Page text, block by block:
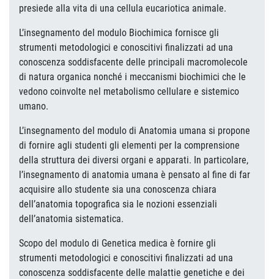
presiede alla vita di una cellula eucariotica animale.
L’insegnamento del modulo Biochimica fornisce gli
strumenti metodologici e conoscitivi finalizzati ad una
conoscenza soddisfacente delle principali macromolecole
di natura organica nonché i meccanismi biochimici che le
vedono coinvolte nel metabolismo cellulare e sistemico
umano.
L’insegnamento del modulo di Anatomia umana si propone
di fornire agli studenti gli elementi per la comprensione
della struttura dei diversi organi e apparati. In particolare,
l’insegnamento di anatomia umana è pensato al fine di far
acquisire allo studente sia una conoscenza chiara
dell’anatomia topografica sia le nozioni essenziali
dell’anatomia sistematica.
Scopo del modulo di Genetica medica è fornire gli
strumenti metodologici e conoscitivi finalizzati ad una
conoscenza soddisfacente delle malattie genetiche e dei